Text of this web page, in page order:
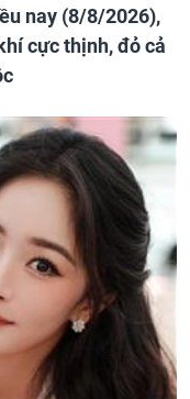
nay (8/8/2026),
cực thịnh, đỏ cả